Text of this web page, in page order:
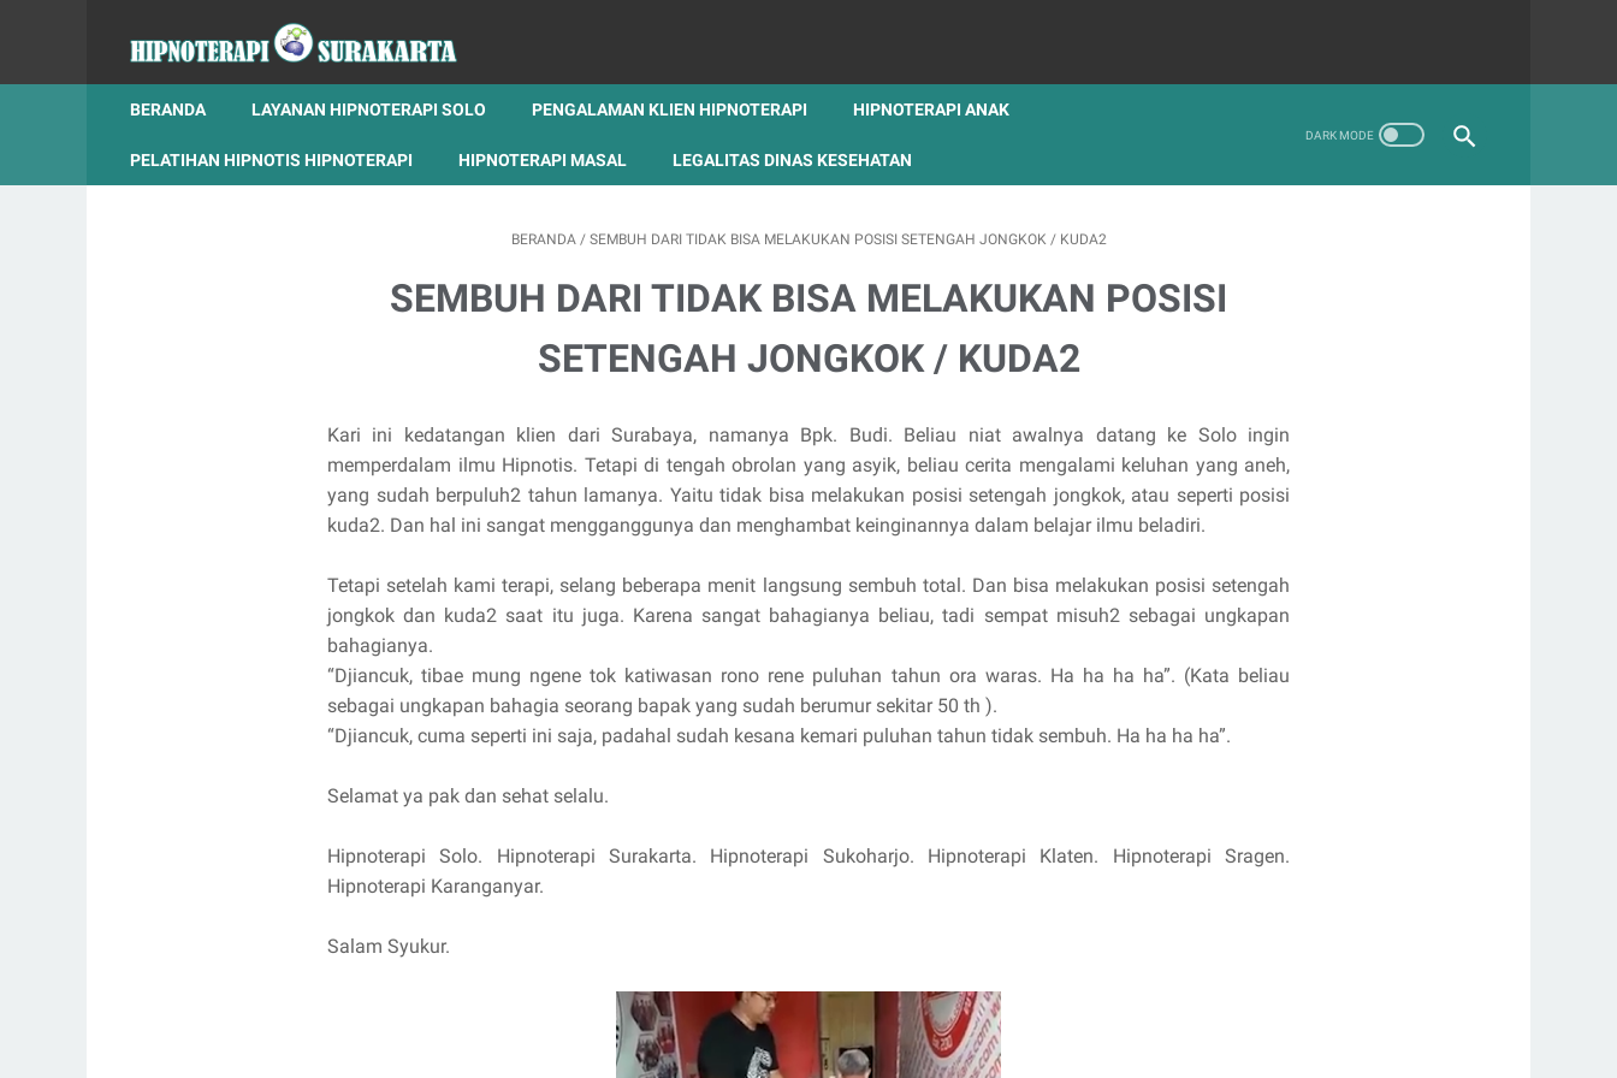
BERANDA LAYANAN HIPNOTERAPI SOLO PENGALAMAN KLIEN HIPNOTERAPI HIPNOTERAPI ANAK
PELATIHAN HIPNOTIS HIPNOTERAPI HIPNOTERAPI MASAL LEGALITAS DINAS KESEHATAN
BERANDA / SEMBUH DARI TIDAK BISA MELAKUKAN POSISI SETENGAH JONGKOK / KUDA2
SEMBUH DARI TIDAK BISA MELAKUKAN POSISI
SETENGAH JONGKOK / KUDA2
Kari ini kedatangan klien dari Surabaya, namanya Bpk. Budi. Beliau niat awalnya datang ke Solo ingin
memperdalam ilmu Hipnotis. Tetapi di tengah obrolan yang asyik, beliau cerita mengalami keluhan yang aneh,
yang sudah berpuluh2 tahun lamanya. Yaitu tidak bisa melakukan posisi setengah jongkok, atau seperti posisi
kuda2. Dan hal ini sangat mengganggunya dan menghambat keinginannya dalam belajar ilmu beladiri.
Tetapi setelah kami terapi, selang beberapa menit langsung sembuh total. Dan bisa melakukan posisi setengah
jongkok dan kuda2 saat itu juga. Karena sangat bahagianya beliau, tadi sempat misuh2 sebagai ungkapan
bahagianya.
“Djiancuk, tibae mung ngene tok katiwasan rono rene puluhan tahun ora waras. Ha ha ha ha”. (Kata beliau
sebagai ungkapan bahagia seorang bapak yang sudah berumur sekitar 50 th ).
“Djiancuk, cuma seperti ini saja, padahal sudah kesana kemari puluhan tahun tidak sembuh. Ha ha ha ha”.
Selamat ya pak dan sehat selalu.
Hipnoterapi Solo. Hipnoterapi Surakarta. Hipnoterapi Sukoharjo. Hipnoterapi Klaten. Hipnoterapi Sragen.
Hipnoterapi Karanganyar.
Salam Syukur.